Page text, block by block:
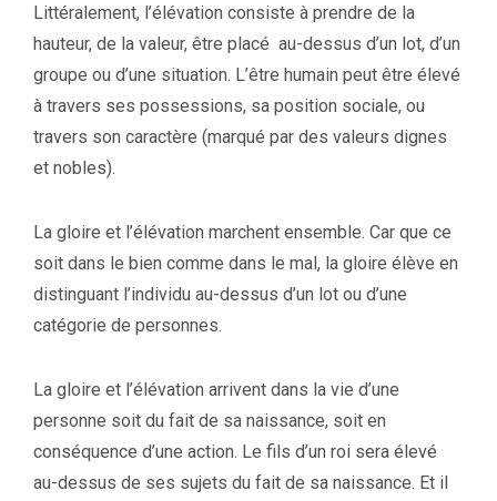
Littéralement, l’élévation consiste à prendre de la
hauteur, de la valeur, être placé au-dessus d’un lot, d’un
groupe ou d’une situation. L’être humain peut être élevé
à travers ses possessions, sa position sociale, ou
travers son caractère (marqué par des valeurs dignes
et nobles).
La gloire et l’élévation marchent ensemble. Car que ce
soit dans le bien comme dans le mal, la gloire élève en
distinguant l’individu au-dessus d’un lot ou d’une
catégorie de personnes.
La gloire et l’élévation arrivent dans la vie d’une
personne soit du fait de sa naissance, soit en
conséquence d’une action. Le fils d’un roi sera élevé
au-dessus de ses sujets du fait de sa naissance. Et il